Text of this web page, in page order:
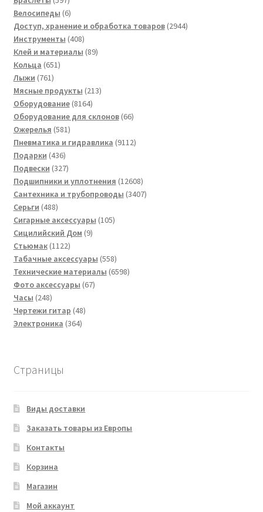
товаров
Велосипеды 66
товаров
Доступ, хранение и обработка товаров 29442944
Инструменты 408408
товаров
Клей и материалы 8989
Кольца 651651
Лыжи 761761
товар
Мясные продукты 213213
Оборудование 81648164
товара
Оборудование для склонов 6666
Ожерелья 581581
товар
Пневматика и гидравлика 91129112
Подарки 436436
товаров
Подвески 327327
товаров
Подшипники и уплотнения 1260812608
товаров
Сантехника и трубопроводы 34073407
Серьги 488488
товаров
Сигарные аксессуары 105105
Сицилийский Дом 99
Стьюмак 11221122
товара
Табачные аксессуары 558558
товаров
Технические материалы 65986598
Фото аксессуары 6767
Часы 248248
товаров
Чертежи гитар 4848
Электроника 364364
Страницы
Виды доставки
Заказать товары из Европы
Контакты
Корзина
Магазин
Мой аккаунт